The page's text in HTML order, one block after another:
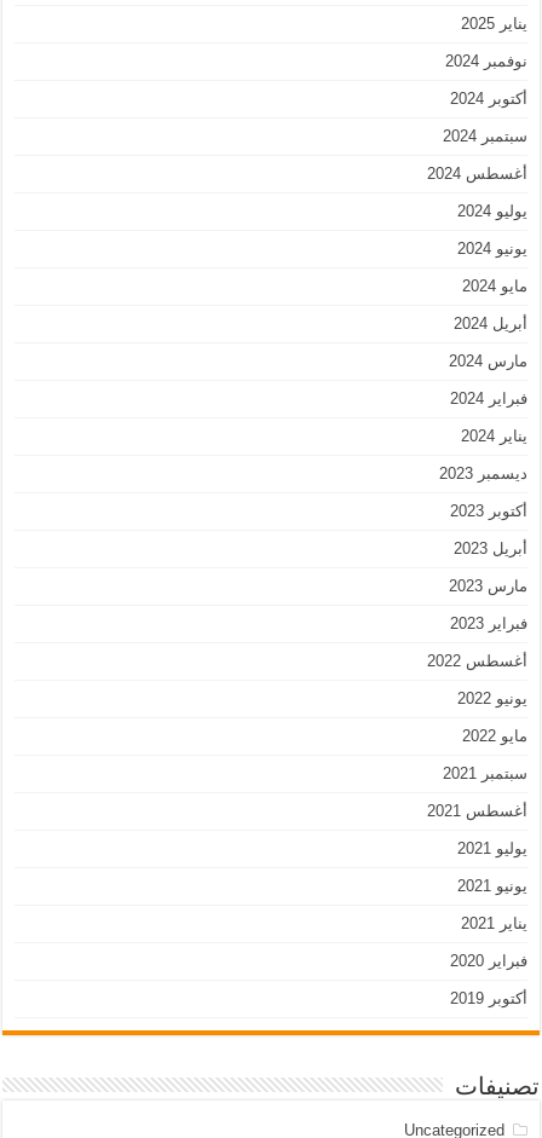
يناير 2025
نوفمبر 2024
أكتوبر 2024
سبتمبر 2024
أغسطس 2024
يوليو 2024
يونيو 2024
مايو 2024
أبريل 2024
مارس 2024
فبراير 2024
يناير 2024
ديسمبر 2023
أكتوبر 2023
أبريل 2023
مارس 2023
فبراير 2023
أغسطس 2022
يونيو 2022
مايو 2022
سبتمبر 2021
أغسطس 2021
يوليو 2021
يونيو 2021
يناير 2021
فبراير 2020
أكتوبر 2019
تصنيفات
Uncategorized